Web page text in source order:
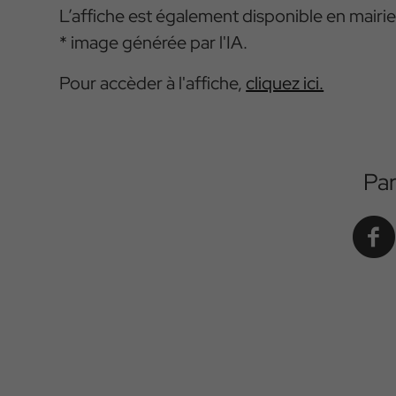
L’affiche est également disponible en
* image générée par l'IA.
Pour accèder à l'affiche, cliquez ici.